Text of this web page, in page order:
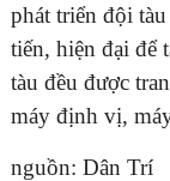
phát triển đội
tiến, hiện đại để
tàu đều được
máy định vị,
nguồn: Dân Trí